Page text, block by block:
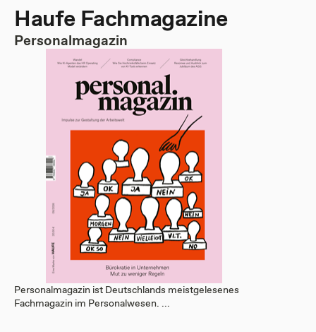
Haufe Fachmagazine
Personalmagazin
Personalmagazin ist Deutschlands meistgelesenes
Fachmagazin im Personalwesen. ...